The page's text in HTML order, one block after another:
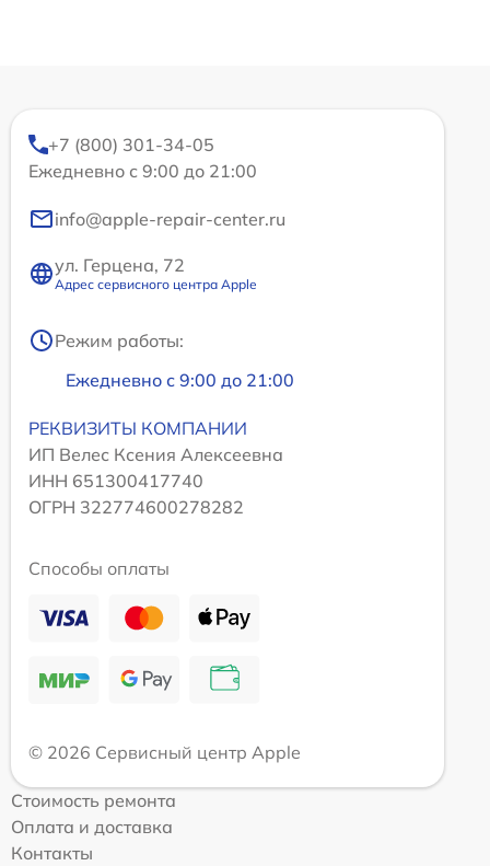
+7 (800) 301-34-05
Ежедневно с 9:00 до 21:00
info@apple-repair-center.ru
ул. Герцена, 72
Адрес сервисного центра Apple
Режим работы:
Ежедневно с 9:00 до 21:00
РЕКВИЗИТЫ КОМПАНИИ
ИП Велес Ксения Алексеевна
ИНН 651300417740
ОГРН 322774600278282
Способы оплаты
© 2026 Сервисный центр Apple
Стоимость ремонта
Оплата и доставка
Контакты